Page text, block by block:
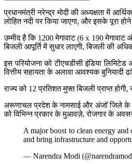
प्रधानमंत्री नरेन्‍द्र मोदी की अध्‍यक्षता में
लोहित नदी पर किया जाएगा, और इसके पूरा
उम्‍मीद है कि 1200 मेगावाट (6 x 190 मेगावाट
बिजली आपूर्ति में सुधार लाएगी, बिजली की
इस परियोजना को टीएचडीसी इंडिया
वित्तीय सहायता के अलावा आवश्‍यक
राज्य को 12 प्रतिशत मुफ्त बिजली प्राप्त
अरूणाचल प्रदेश के नामसाई और अंजॉ जिले के
को विभिन्न प्रकार के मुआवज़े, रोजगार के
A major boost to clean energy
and bring infrastructure and
— Narendra Modi